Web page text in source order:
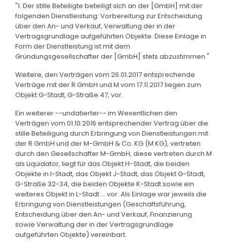
"1. Der stille Beteiligte beteiligt sich an der [GmbH] mit der
folgenden Dienstleistung: Vorbereitung zur Entscheidung
über den An- und Verkauf, Verwaltung der in der
Vertragsgrundlage aufgeführten Objekte. Diese Einlage in
Form der Dienstleistung ist mit dem
Gründungsgesellschafter der [GmbH] stets abzustimmen."
Weitere, den Verträgen vom 26.01.2017 entsprechende
Verträge mit der R GmbH und M vom 17.11.2017 liegen zum
Objekt G-Stadt, G-Straße 47, vor.
Ein weiterer --undatierter-- im Wesentlichen den
Verträgen vom 01.10.2016 entsprechender Vertrag über die
stille Beteiligung durch Erbringung von Dienstleistungen mit
der R GmbH und der M-GmbH & Co. KG (M KG), vertreten
durch den Gesellschafter M-GmbH, diese vertreten durch M
als Liquidator, liegt für das Objekt H-Stadt, die beiden
Objekte in I-Stadt, das Objekt J-Stadt, das Objekt G-Stadt,
G-Straße 32-34, die beiden Objekte K-Stadt sowie ein
weiteres Objekt in L-Stadt ... vor. Als Einlage war jeweils die
Erbringung von Dienstleistungen (Geschäftsführung,
Entscheidung über den An- und Verkauf, Finanzierung
sowie Verwaltung der in der Vertragsgrundlage
aufgeführten Objekte) vereinbart.